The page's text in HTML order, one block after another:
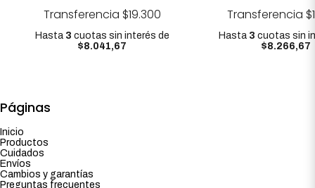
Transferencia $19.300
Hasta 3 cuotas sin interésde
$8.041,67
Transferencia
Hasta 3 cuotas sin
$8.266,67
Páginas
Inicio
Productos
Cuidados
Envíos
Cambios y garantías
Preguntas frecuentes